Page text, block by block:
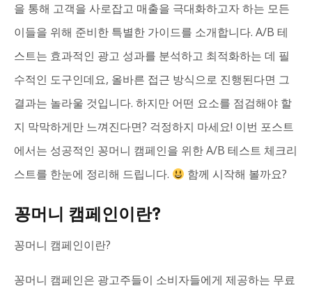
을 통해 고객을 사로잡고 매출을 극대화하고자 하는 모든
이들을 위해 준비한 특별한 가이드를 소개합니다. A/B 테
스트는 효과적인 광고 성과를 분석하고 최적화하는 데 필
수적인 도구인데요, 올바른 접근 방식으로 진행된다면 그
결과는 놀라울 것입니다. 하지만 어떤 요소를 점검해야 할
지 막막하게만 느껴진다면? 걱정하지 마세요! 이번 포스트
에서는 성공적인 꽁머니 캠페인을 위한 A/B 테스트 체크리
스트를 한눈에 정리해 드립니다.
함께 시작해 볼까요?
꽁머니 캠페인이란?
꽁머니 캠페인이란?
꽁머니 캠페인은 광고주들이 소비자들에게 제공하는 무료